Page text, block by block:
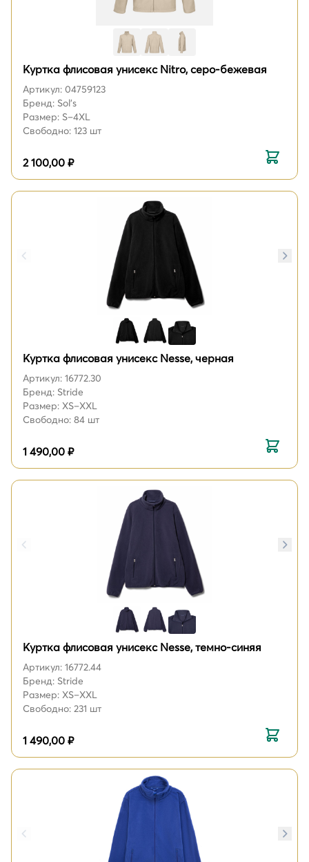
Куртка флисовая унисекс Nitro, серо-бежевая
Артикул: 04759123
Бренд: Sol's
Размер: S–4XL
Свободно: 123 шт
2 100,00 ₽
Куртка флисовая унисекс Nesse, черная
Артикул: 16772.30
Бренд: Stride
Размер: XS–XXL
Свободно: 84 шт
1 490,00 ₽
Куртка флисовая унисекс Nesse, темно-синяя
Артикул: 16772.44
Бренд: Stride
Размер: XS–XXL
Свободно: 231 шт
1 490,00 ₽